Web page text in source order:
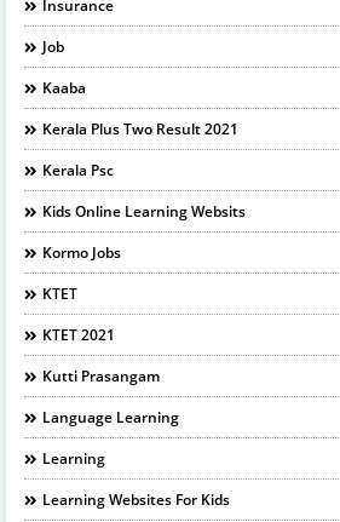
Insurance
Job
Kaaba
Kerala Plus Two Result 2021
Kerala Psc
Kids Online Learning Websits
Kormo Jobs
KTET
KTET 2021
Kutti Prasangam
Language Learning
Learning
Learning Websites For Kids